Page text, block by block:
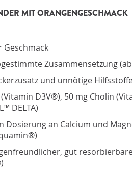
Unterstützung
Kommissionssystem
MIT ORANGENGESCHMACK
Zusammensetzung
und unnötige
D3V®), 50 mg Cholin
DELTA)
Dosierung an Calcium und
gut